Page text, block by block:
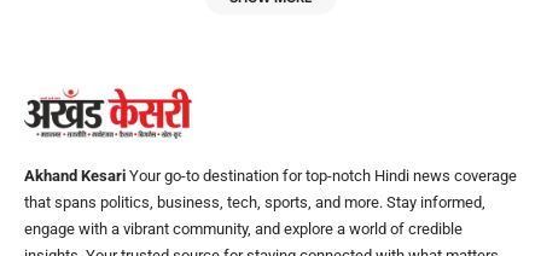
Akhand Kesari Your go-to destination for top-notch Hindi news coverage
that spans politics, business, tech, sports, and more. Stay informed,
engage with a vibrant community, and explore a world of credible